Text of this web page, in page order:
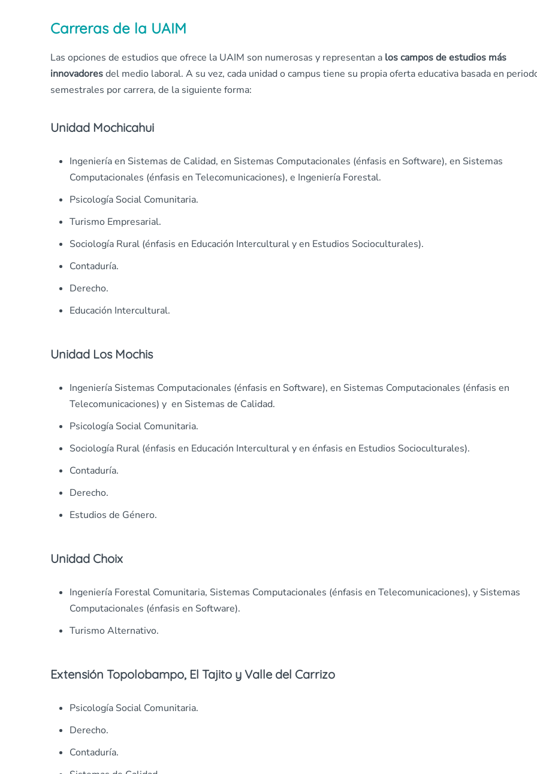
Carreras de la UAIM
Las opciones de estudios que ofrece la UAIM son numerosas y representan a los campos de estudios más
innovadoresdel medio laboral. A su vez, cada unidad o campus tiene su propia oferta educativa basada en
semestrales por carrera, de la siguiente forma:
Unidad Mochicahui
Ingeniería en Sistemas de Calidad, en Sistemas Computacionales (énfasis en Software), en Sistemas
Computacionales (énfasis en Telecomunicaciones), e Ingeniería Forestal.
Psicología Social Comunitaria.
Turismo Empresarial.
Sociología Rural (énfasis en Educación Intercultural y en Estudios Socioculturales).
Contaduría.
Derecho.
Educación Intercultural.
Unidad Los Mochis
Ingeniería Sistemas Computacionales (énfasis en Software), en Sistemas Computacionales (énfasis en
Telecomunicaciones) y en Sistemas de Calidad.
Psicología Social Comunitaria.
Sociología Rural (énfasis en Educación Intercultural y en énfasis en Estudios Socioculturales).
Contaduría.
Derecho.
Estudios de Género.
Unidad Choix
Ingeniería Forestal Comunitaria, Sistemas Computacionales (énfasis en Telecomunicaciones), y Sistemas
Computacionales (énfasis en Software).
Turismo Alternativo.
Extensión Topolobampo, El Tajito y Valle del Carrizo
Psicología Social Comunitaria.
Derecho.
Contaduría.